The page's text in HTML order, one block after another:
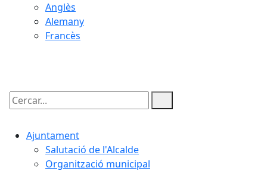
Anglès
Alemany
Francès
Cercar:
Ajuntament
Salutació de l'Alcalde
Organització municipal